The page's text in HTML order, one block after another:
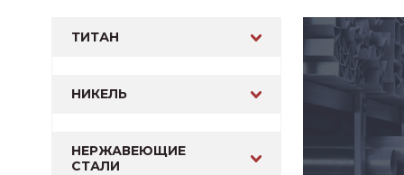
ТИТАН
НИКЕЛЬ
НЕРЖАВЕЮЩИЕ
СТАЛИ